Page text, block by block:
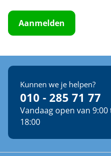
Aanmelden
Kunnen we je helpen?
010 - 285 71 77
Vandaag open van
18:00